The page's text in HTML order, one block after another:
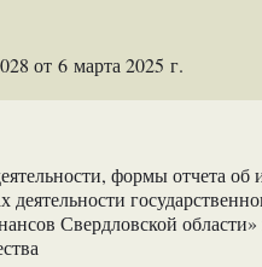
от 6 марта 2025 г.
формы отчета
деятельности
Свердловской